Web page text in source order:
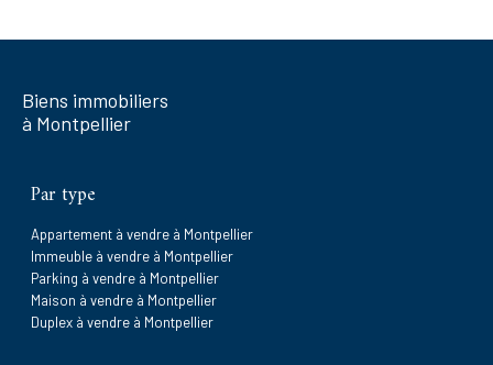
Biens immobiliers
à Montpellier
Par type
Appartement à vendre à Montpellier
Immeuble à vendre à Montpellier
Parking à vendre à Montpellier
Maison à vendre à Montpellier
Duplex à vendre à Montpellier